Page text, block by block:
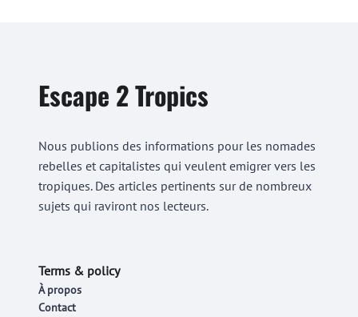
Escape 2 Tropics
Nous publions des informations pour les nomades
rebelles et capitalistes qui veulent emigrer vers les
tropiques. Des articles pertinents sur de nombreux
sujets qui raviront nos lecteurs.
Terms & policy
À propos
Contact